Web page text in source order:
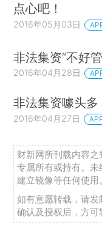
点心吧！
2016年05月03日
非法集资“不好
2016年04月28日
非法集资噱头多
2016年04月27日
财新网所刊载内容
专属所有或持有。
建立镜像等任何使用。
如有意愿转载，请发
确认及授权后，方可